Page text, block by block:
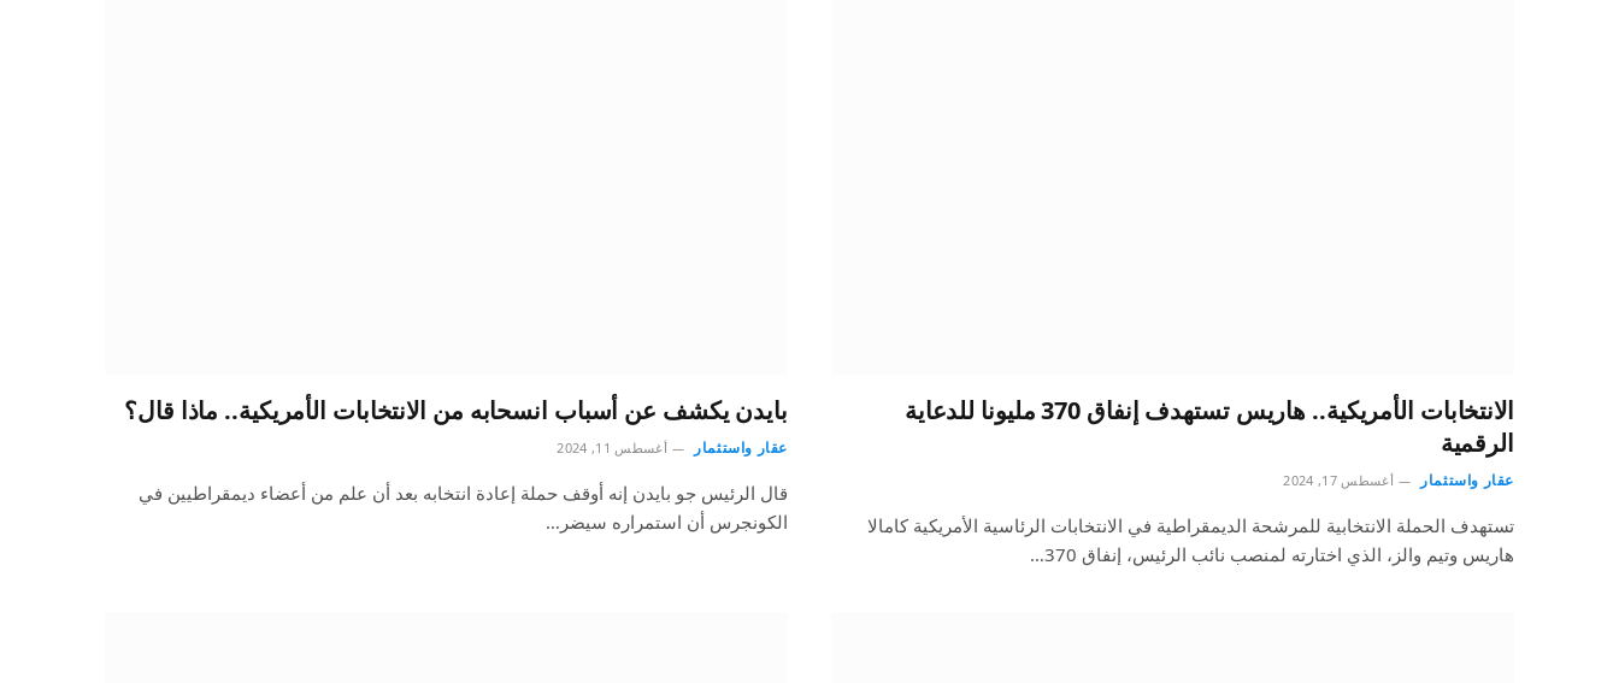
الانتخابات الأمريكية.. هاريس تستهدف إنفاق 370 مليونا للدعاية
الرقمية
عقار واستثمار أغسطس 17, 2024
تستهدف الحملة الانتخابية للمرشحة الديمقراطية في الانتخابات الرئاسية الأمريكية كامالا
هاريس وتيم والز، الذي اختارته لمنصب نائب الرئيس، إنفاق 370…
بايدن يكشف عن أسباب انسحابه من الانتخابات الأمريكية.. ماذا قال؟
عقار واستثمار أغسطس 11, 2024
قال الرئيس جو بايدن إنه أوقف حملة إعادة انتخابه بعد أن علم من أعضاء ديمقراطيين في
الكونجرس أن استمراره سيضر…